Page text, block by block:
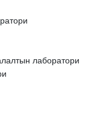
лаборатори